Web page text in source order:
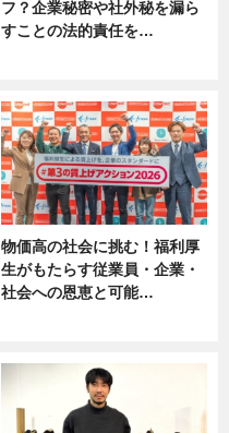
フ？企業秘密や社外秘を漏ら
すことの法的責任を…
物価高の社会に挑む！福利厚
生がもたらす従業員・企業・
社会への恩恵と可能…